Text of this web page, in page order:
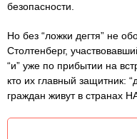
безопасности.
Но без “ложки дегтя” не
Столтенберг,
“и” уже по прибытии на
кто их главный защитник:
граждан живут в странах